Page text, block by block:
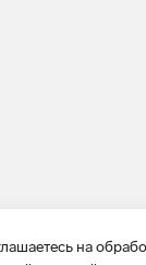
на